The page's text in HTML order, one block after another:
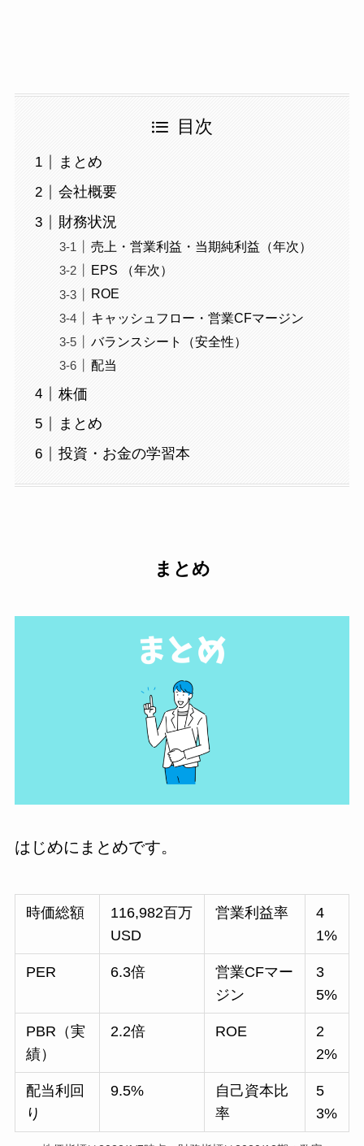
目次
まとめ
会社概要
財務状況
売上・営業利益・当期純利益（年次）
EPS （年次）
ROE
キャッシュフロー・営業CFマージン
バランスシート（安全性）
配当
株価
まとめ
投資・お金の学習本
まとめ
はじめにまとめです。
時価総額
116,982百万
USD
営業利益率
4
1%
PER 6.3倍
営業CFマー
ジン
3
5%
PBR（実
績）
2.2倍 ROE
2
2%
配当利回
り
9.5%
自己資本比
率
5
3%